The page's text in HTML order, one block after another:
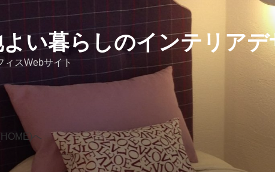
い暮らしのインテリアデ
ィスWebサイト
へ